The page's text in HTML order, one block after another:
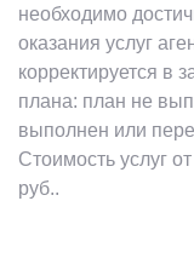
необходимо
оказания услуг
корректируется в
плана: план не
выполнен или
Стоимость услуг
руб..